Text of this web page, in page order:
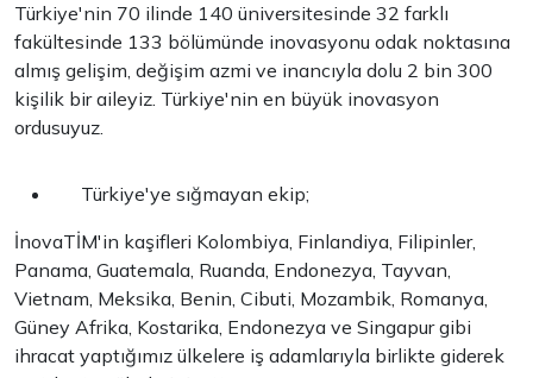
Türkiye'nin 70 ilinde 140 üniversitesinde 32 farklı
fakültesinde 133 bölümünde inovasyonu odak noktasına
almış gelişim, değişim azmi ve inancıyla dolu 2 bin 300
kişilik bir aileyiz. Türkiye'nin en büyük inovasyon
ordusuyuz.
Türkiye'ye sığmayan ekip;
İnovaTİM'in kaşifleri Kolombiya, Finlandiya, Filipinler,
Panama, Guatemala, Ruanda, Endonezya, Tayvan,
Vietnam, Meksika, Benin, Cibuti, Mozambik, Romanya,
Güney Afrika, Kostarika, Endonezya ve Singapur gibi
ihracat yaptığımız ülkelere iş adamlarıyla birlikte giderek